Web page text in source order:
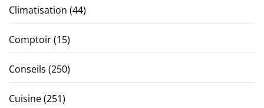
Climatisation (44)
Comptoir(15)
Conseils (250)
Cuisine(251)